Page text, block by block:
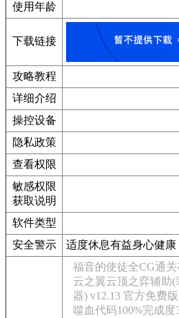
使用年龄
下载链接
攻略教程
详细介绍
操控设备
隐私政策
查看权限
敏感权限
获取说明
软件类型
安全警示
适度休息有益身心健康
福音的使徒全CG通
云之翼云顶之弈辅助
器) v12.13 官方免费版
噬血代码100%完成